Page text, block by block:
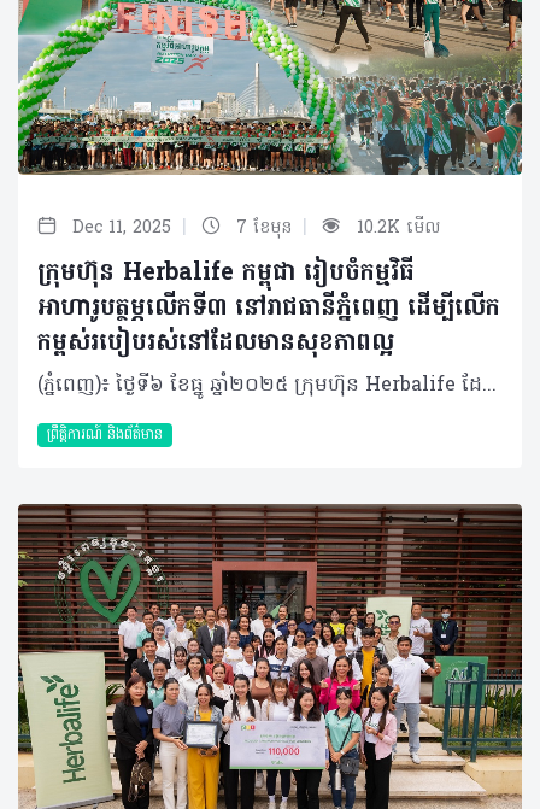
Dec 11, 2025 | 7 ខែមុន | 10.2K មើល
ក្រុមហ៊ុន Herbalife កម្ពុជា រៀបចំកម្មវិធី
អាហារូបត្ថម្ភលើកទី៣ នៅរាជធានីភ្នំពេញ ដើម្បីលើក
កម្ពស់របៀបរស់នៅដែលមានសុខភាពល្អ
(ភ្នំពេញ)៖ ថ្ងៃទី៦ ខែធ្នូ ឆ្នាំ២០២៥ ក្រុមហ៊ុន Herbalife ដែលជាក្រុមហ៊ុនសហគមន៍ និងវេទិកាភ្ជាប់ទំនាក់ទំនង លំដាប់ថ្នាក់ពិភពលោក ផ្នែកសុខភាព និងសុខុមាលភាព បានរៀបចំ កម្មវិធីអាហារូបត្ថម្ភលើកទី៣នៅលើទឹកដីកោះនរា រាជធានីភ្នំពេញ។ គំនិតផ្តួចផ្តើមនៃកម្មវិធីនេះ មានគោលបំណងបំពាក់បំប៉ន និងពង្រឹងនូវចំណេះដឹងចាំបាច់អំពីអាហារូបត្ថម្ភ និងតួនាទីដ៏សំខាន់របស់វាក្នុងសុខភាពទូទៅ និងសុខុមាលភាពប្រចាំថ្ងៃក៏ដូចជាចូលរួមលើកទឹកចិត្តឱ្យមានការទទួលយកនូវទម្លាប់រស់នៅដែលមានសុខភាពល្អ និងសកម្មផងដែរ។ កម្មវិធីអាហារូបត្ថម្ភលើកទី៣ នៅរាជធានីភ្នំពេញ បានទាក់ទាញអ្នកចូលរួមរាប់រយនាក់ ដែលក្នុងចំណោមពួកគេជាច្រើននាក់មានឱកាសទទួលបានការណែនាំអំពីអាហារូបត្ថម្ភ និងកាយសម្បទាផ្ទាល់ខ្លួនពីអ្នកជំនាញសុខភាព និងអាហារូបត្ថម្ភកំពូលៗ ក៏ដូចជាទទួលបានការប្រឹក្សាយោបល់ជាមួយគ្រូពេទ្យជំនាញដោយឥតគិតថ្លៃផងដែរ។ នៅក្នុងព្រឹត្តិការណ៍នេះ ក៏មានរួមបញ្ចូលនូវសកម្មភាពកំសាន្តសប្បាយៗជាច្រើនទៀតផងដែរ ដែលរួមមាន ការរត់លេងកម្សាន្ត 5K (5K Fun Run), ការទទួលទានអាហារក្រឡុកដោយឥតគិតថ្លៃ, ការរាំ Zumba, Experience Pass(បាល់ទាត់ខ្នាតតូច, បាល់ទាត់លើតុ, វាយសី, កីឡាបាល់បោះ), មាតិកាចែករំលែកអំពីសុខភាព (Doctor Talk) ដោយ លោកវេជ្ជបណ្ឌិត និត ប៊ុនតុងយី, ការពិគ្រោះយោបល់សុខភាពដោយឥតគិតថ្លៃពីវេជ្ជបណ្ឌិតមកពីមន្ទីរពេទ្យសកល និង ការ៉េម F1 ដែលធ្វើពីផលិតផល Formula 1 របស់យើងផ្ទាល់តែម្តង។ លើសពីនេះទៅទៀត ស្តង់បង្ហាញរបស់ក្រុមហ៊ុន Herbalife កម្ពុជា នៅក្នុងព្រឹត្តិការណ៍នេះបានជម្រុញការពិភាក្សា និងសកម្មភាពដែលផ្តោតលើសុខភាព និងអាហារូបត្ថម្ភ ដោយបានទាក់ទាញអ្នកចូលរួមយ៉ាងច្រើនកុះករ។ លោក Vu Van Thang ប្រធានចាត់ការទូទៅក្រុមហ៊ុន Herbalife ប្រចាំប្រទេសវៀតណាម និងកម្ពុជា បានថ្លែងថា៖ «យើងពិតជារីករាយខ្លាំងណាស់ដែលកម្មវិធីអាហារូបត្ថម្ភនៅរាជធានីភ្នំពេញបន្តទទួលបានការគាំទ្រយ៉ាងខ្លាំងពីសាធារណជន។ គំនិតផ្តួចផ្តើមនេះគឺជាសក្ខីភាពមួយទៀតចំពោះការប្តេជ្ញាចិត្តមិនរាថយរបស់យើងក្នុងការលើកកម្ពស់ស្មារតី សុខភាព និងសុខុមាលភាព និងសហគមន៍នៅក្នុងប្រទេសកម្ពុជា តាមរយៈការលើកទឹកចិត្តសាធារណជនឱ្យទទួលយកនូវរបៀបរស់នៅដែលមានសុខភាពល្អ និងសកម្ម។ ពួកយើងក៏មានមោទកភាពយ៉ាងរីករាយផងដែរ ដែលអ្នកចែកចាយឯករាជ្យ និងបុគ្គលិកទាំងអស់របស់យើងបានចូលរួមខ្នះខ្នែងយ៉ាងសកម្មនៅក្នុងព្រឹត្តិការណ៍នេះ»។ កម្មវិធីអាហារូបត្ថម្ភរបស់ក្រុមហ៊ុន Herbalife ត្រូវបានរៀបចំឡើងជាលើកដំបូងនៅក្នុងឆ្នាំ ២០២៣ ហើយក៏បានក្លាយជាព្រឹត្តិការណ៍សុខភាពសាធារណៈប្រចាំឆ្នាំមួយនៅក្នុងរាជធានីភ្នំពេញ ដែលទាក់ទាញការចូលរួមពីមនុស្សរាប់រយនាក់ទូទាំងប្រទេស។ អំពីក្រុមហ៊ុន Herbalife ក្រុមហ៊ុន Herbalife (NYSE: HLF) គឺជាក្រុមហ៊ុនសុខភាព និងសុខុមាលភាពឈានមុខគេ និងជាសហគមន៍ដែលកំពុងផ្លាស់ប្តូរជីវិតរបស់មនុស្សជាមួយនឹងផលិតផលអាហារូបត្ថម្ភដ៏អស្ចារ្យ និងជាឱកាសអាជីវកម្មសម្រាប់សមាជិកឯករាជ្យរបស់ខ្លួនចាប់តាំងពីឆ្នាំ 1980។ ក្រុមហ៊ុនផ្តល់ជូននូវផលិតផលដែលគាំទ្រដោយវិទ្យាសាស្រ្តដល់អ្នកប្រើប្រាស់នៅក្នុងទីផ្សារជាង 90។ តាមរយៈសមាជិកឯករាជ្យដែលផ្តល់ជូននូវការបណ្តុះបណ្តាលមួយទល់មួយ និងផ្តល់ការគាំទ្រសហគមន៍ដោយបំផុសគំនិតឱ្យអតិថិជនប្រកាន់ខ្ជាប់នូវរបៀបរស់នៅដែលមានភាពសកម្ម។
ព្រឹត្តិការណ៍ និងព័ត៌មាន